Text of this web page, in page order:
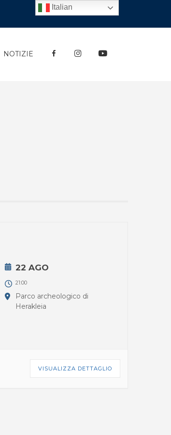
NOTIZIE FACEBOOKINSTAGRAMYOUTUBE
22 AGO
21:00
Parco archeologico di
Herakleia
VISUALIZZA DETTAGLIO
Italian